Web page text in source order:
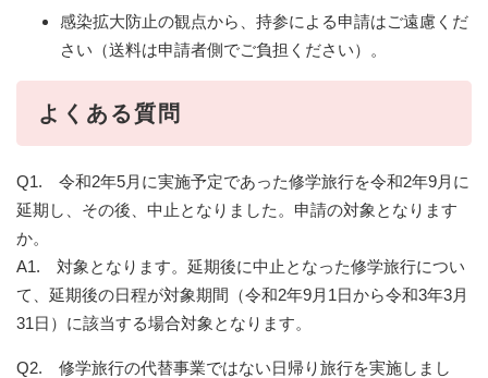
感染拡大防止の観点から、持参による申請はご遠慮くだ
さい（送料は申請者側でご負担ください）。
よくある質問
Q1. 令和2年5月に実施予定であった修学旅行を令和2年9月に
延期し、その後、中止となりました。申請の対象となります
か。
A1. 対象となります。延期後に中止となった修学旅行につい
て、延期後の日程が対象期間（令和2年9月1日から令和3年3月
31日）に該当する場合対象となります。
Q2. 修学旅行の代替事業ではない日帰り旅行を実施しまし